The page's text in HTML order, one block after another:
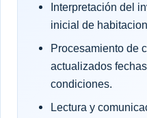
Interpretación del
inicial de
Procesamiento de
actualizados
condiciones.
Lectura y